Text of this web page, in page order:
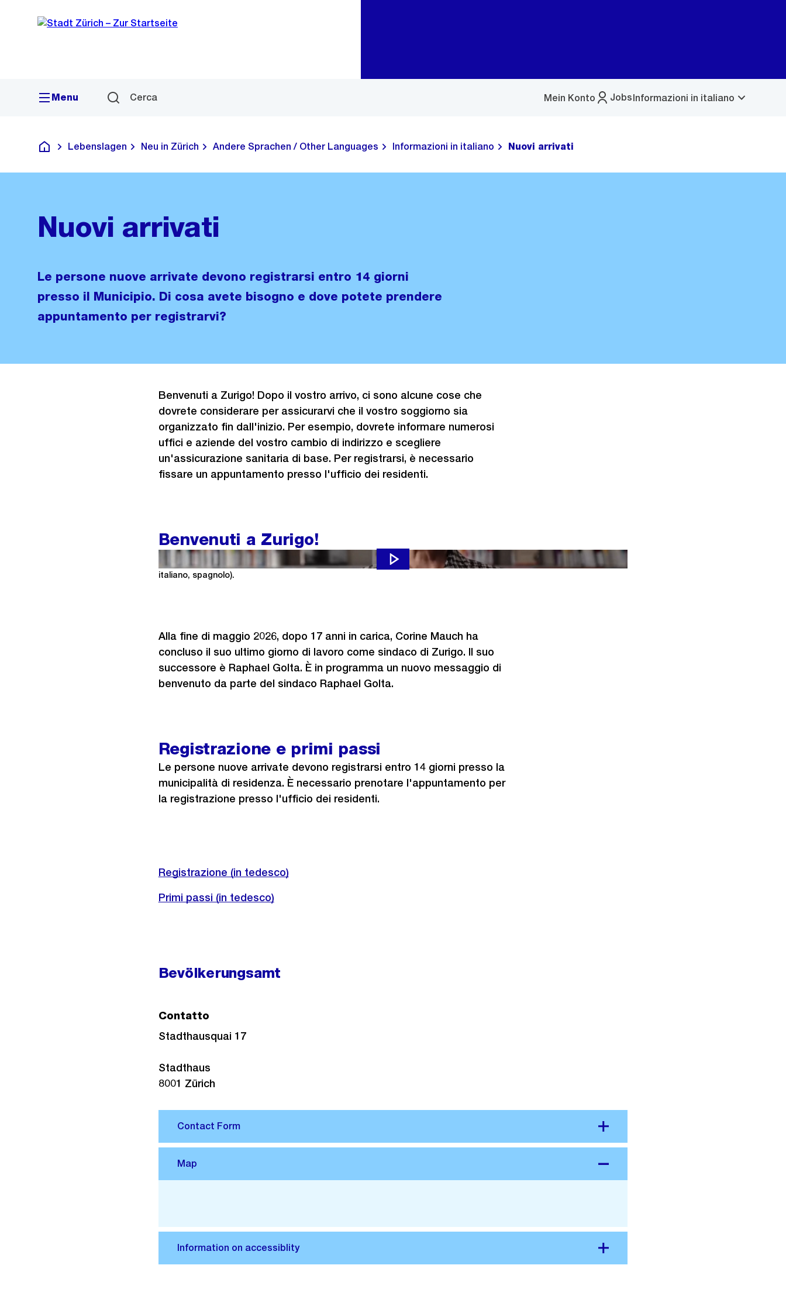
Navigazione
Menu Cerca Jobs
Mein Konto
Apri
lingua
Informazioni in italiano
Apri
Deutsch
Lebenslagen Neu in Zürich Andere Sprachen / Other Languages Informazioni in italiano Nuovi arrivati
Nuovi arrivati
Le persone nuove arrivate devono registrarsi entro 14 giorni
presso il Municipio. Di cosa avete bisogno e dove potete prendere
appuntamento per registrarvi?
Benvenuti a Zurigo! Dopo il vostro arrivo, ci sono alcune cose che
dovrete considerare per assicurarvi che il vostro soggiorno sia
organizzato fin dall'inizio. Per esempio, dovrete informare numerosi
uffici e aziende del vostro cambio di indirizzo e scegliere
un'assicurazione sanitaria di base. Per registrarsi, è necessario
fissare un appuntamento presso l'ufficio dei residenti.
Benvenuti a Zurigo!
Il film è multilingue. Cliccare su Youtube e selezionare i sottotitoli nella lingua desiderata (inglese, francese, tedesco,
italiano, spagnolo).
Alla fine di maggio 2026, dopo 17 anni in carica, Corine Mauch ha
concluso il suo ultimo giorno di lavoro come sindaco di Zurigo. Il suo
successore è Raphael Golta. È in programma un nuovo messaggio di
benvenuto da parte del sindaco Raphael Golta.
Registrazione e primi passi
Le persone nuove arrivate devono registrarsi entro 14 giorni presso la
municipalità di residenza. È necessario prenotare l'appuntamento per
la registrazione presso l'ufficio dei residenti.
Registrazione (in tedesco)
Primi passi (in tedesco)
Bevölkerungsamt
Contatto
Stadthausquai 17
Stadthaus
8001 Zürich